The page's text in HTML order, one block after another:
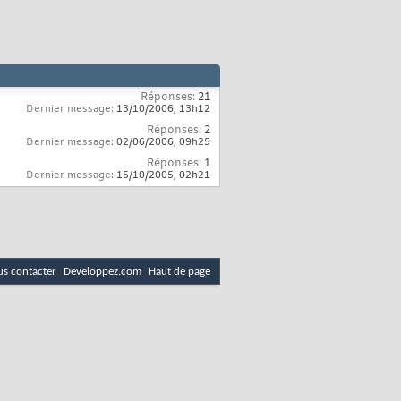
Réponses: 21
Dernier message: 13/10/2006, 13h12
Réponses: 2
Dernier message: 02/06/2006, 09h25
Réponses: 1
Dernier message: 15/10/2005, 02h21
contacter Developpez.com Haut de page